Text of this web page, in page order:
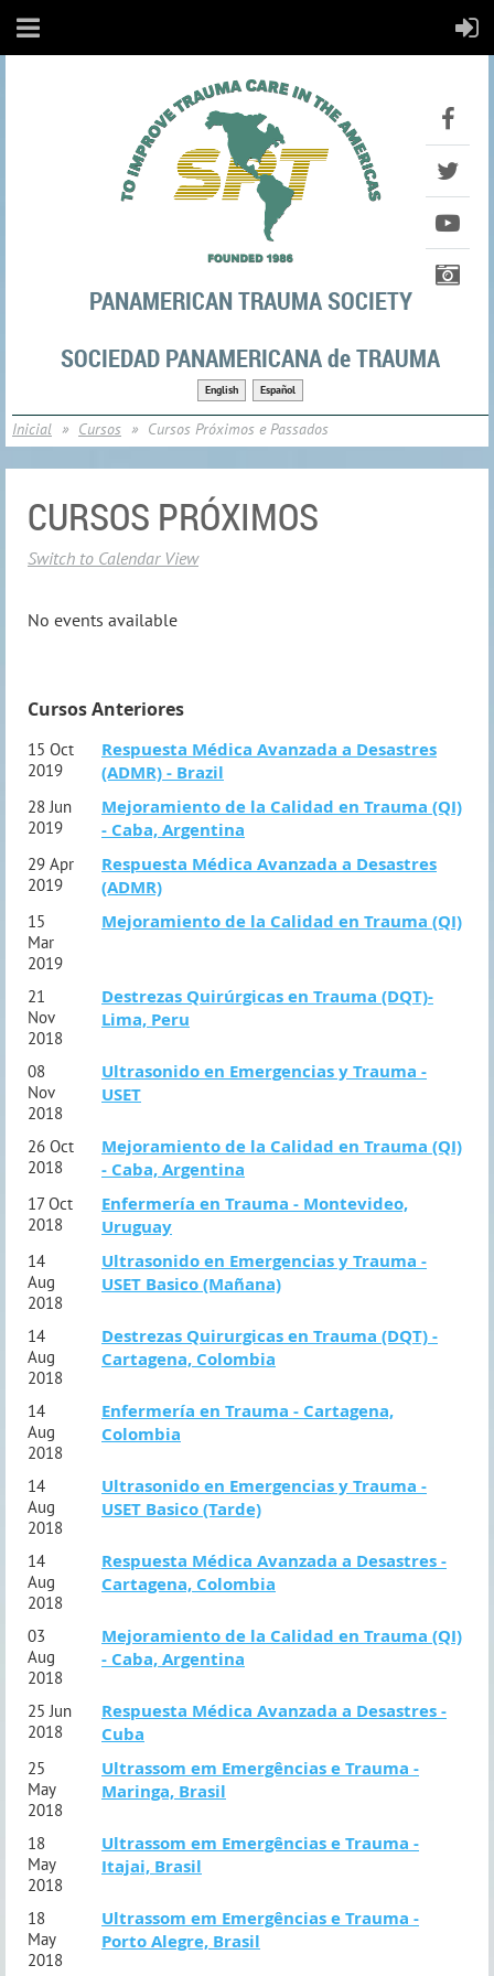
PANAMERICAN TRAUMA SOCIETY
SOCIEDAD PANAMERICANA de TRAUMA
English Español
Inicial Cursos Cursos Próximos e Passados
CURSOS PRÓXIMOS
Switch to Calendar View
No events available
Cursos Anteriores
15 Oct
2019
Respuesta Médica Avanzada a Desastres
(ADMR) - Brazil
28 Jun
2019
Mejoramiento de la Calidad en Trauma (QI)
- Caba, Argentina
29 Apr
2019
Respuesta Médica Avanzada a Desastres
(ADMR)
15
Mar
2019
Mejoramiento de la Calidad en Trauma (QI)
21
Nov
2018
Destrezas Quirúrgicas en Trauma (DQT)-
Lima, Peru
08
Nov
2018
Ultrasonido en Emergencias y Trauma -
USET
26 Oct
2018
Mejoramiento de la Calidad en Trauma (QI)
- Caba, Argentina
17 Oct
2018
Enfermería en Trauma - Montevideo,
Uruguay
14
Aug
2018
Ultrasonido en Emergencias y Trauma -
USET Basico (Mañana)
14
Aug
2018
Destrezas Quirurgicas en Trauma (DQT) -
Cartagena, Colombia
14
Aug
2018
Enfermería en Trauma - Cartagena,
Colombia
14
Aug
2018
Ultrasonido en Emergencias y Trauma -
USET Basico (Tarde)
14
Aug
2018
Respuesta Médica Avanzada a Desastres -
Cartagena, Colombia
03
Aug
2018
Mejoramiento de la Calidad en Trauma (QI)
- Caba, Argentina
25 Jun
2018
Respuesta Médica Avanzada a Desastres -
Cuba
25
May
2018
Ultrassom em Emergências e Trauma -
Maringa, Brasil
18
May
2018
Ultrassom em Emergências e Trauma -
Itajai, Brasil
18
May
2018
Ultrassom em Emergências e Trauma -
Porto Alegre, Brasil